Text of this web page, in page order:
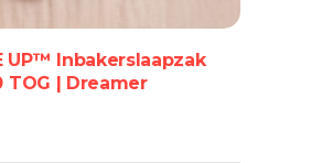
optie
kan
gekozen
UP™ Inbakerslaapzak
TOG | Dreamer